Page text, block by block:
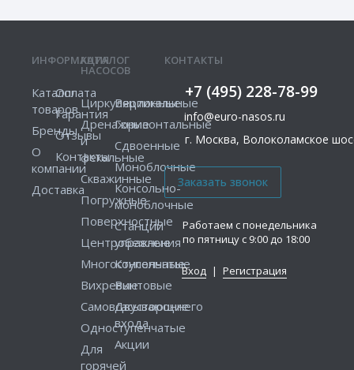
КОНТАКТЫ
+7 (495) 228-78-99
info@euro-nasos.ru
г. Москва, Волоколамское
Работаем с понедельника
по пятницу с 9:00 до 18:00
Вход | Регистрация
ИНФОРМАЦИЯ
Каталог
товаров
Бренды
О
компании
Доставка
Оплата
Гарантия
Отзывы
Контакты
КАТАЛОГ
НАСОСОВ
Циркуляционные
Дренажные
и
фекальные
Скважинные
Погружные
Поверхностные
Центробежные
Многоступенчатые
Вихревые
Самовсасывающие
Одноступенчатые
Для
горячей
Вертикальные
Горизонтальные
Сдвоенные
Моноблочные
Консольно-
моноблочные
Станции
управления
Консольные
Винтовые
Двустороннего
входа
Акции